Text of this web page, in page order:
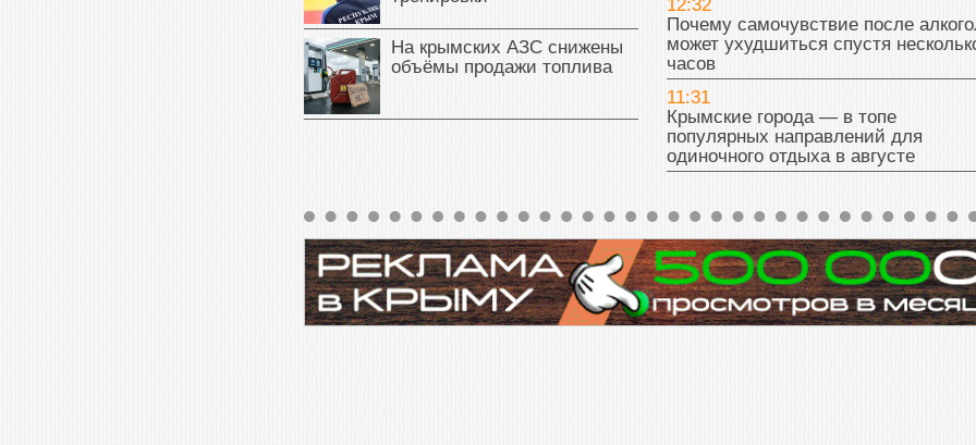
На крымских АЗС снижены
объёмы продажи топлива
12:32
Почему самочувствие после
может ухудшиться спустя
часов
11:31
Крымские города — в топе
популярных направлений для
одиночного отдыха в августе